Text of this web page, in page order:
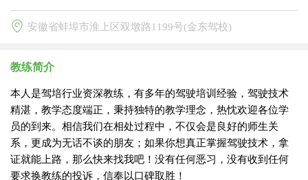
安徽省蚌埠市淮上区双墩路1199号(金东驾校)
教练简介
本人是驾培行业资深教练，有多年的驾驶培训经验，驾驶技术
精湛，教学态度端正，秉持独特的教学理念，热忱欢迎各位学
员的到来。相信我们在相处过程中，不仅会是良好的师生关
系，更成为无话不谈的朋友；如果你想真正掌握驾驶技术，拿
证就能上路，那么快来找我吧！没有任何恶习，没有收到任何
要求换教练的投诉，信奉以口碑取胜！